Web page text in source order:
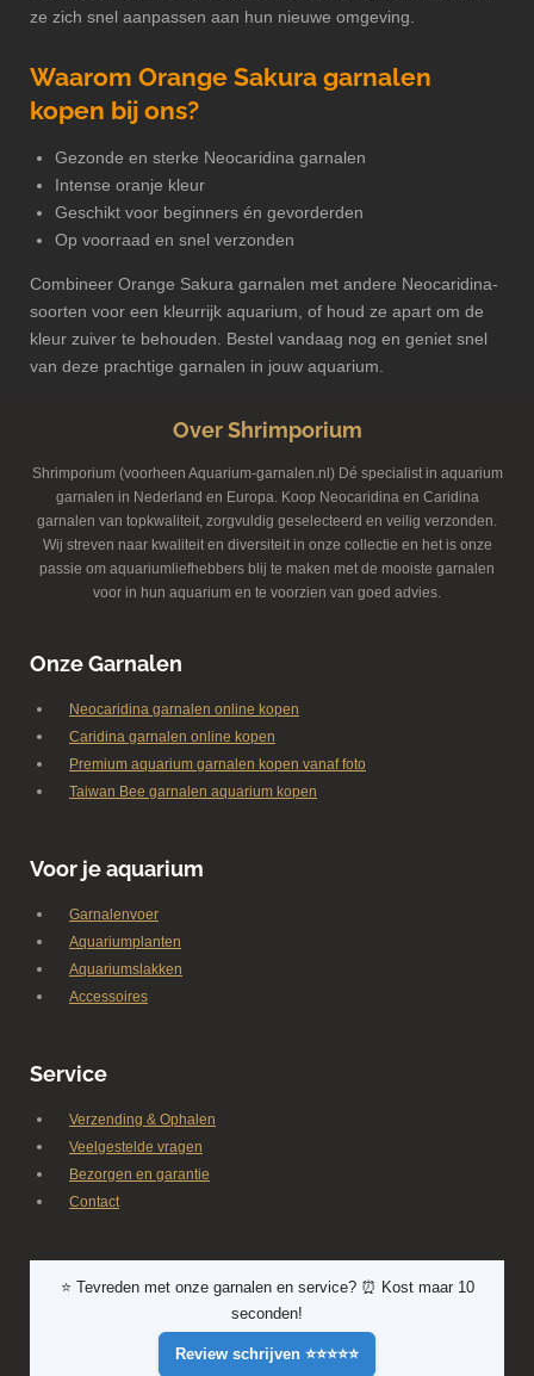
ze zich snel aanpassen aan hun nieuwe omgeving.
Waarom Orange Sakura garnalen
kopen bij ons?
Gezonde en sterke Neocaridina garnalen
Intense oranje kleur
Geschikt voor beginners én gevorderden
Op voorraad en snel verzonden
Combineer Orange Sakura garnalen met andere Neocaridina-
soorten voor een kleurrijk aquarium, of houd ze apart om de
kleur zuiver te behouden. Bestel vandaag nog en geniet snel
van deze prachtige garnalen in jouw aquarium.
Over Shrimporium
Shrimporium (voorheen Aquarium-garnalen.nl) Dé specialist in aquarium
garnalen in Nederland en Europa. Koop Neocaridina en Caridina
garnalen van topkwaliteit, zorgvuldig geselecteerd en veilig verzonden.
Wij streven naar kwaliteit en diversiteit in onze collectie en het is onze
passie om aquariumliefhebbers blij te maken met de mooiste garnalen
voor in hun aquarium en te voorzien van goed advies.
Onze Garnalen
Neocaridina garnalen online kopen
Caridina garnalen online kopen
Premium aquarium garnalen kopen vanaf foto
Taiwan Bee garnalen aquarium kopen
Voor je aquarium
Garnalenvoer
Aquariumplanten
Aquariumslakken
Accessoires
Service
Verzending & Ophalen
Veelgestelde vragen
Bezorgen en garantie
Contact
⭐ Tevreden met onze garnalen en service? ⏰ Kost maar 10
seconden!
Review schrijven ⭐⭐⭐⭐⭐